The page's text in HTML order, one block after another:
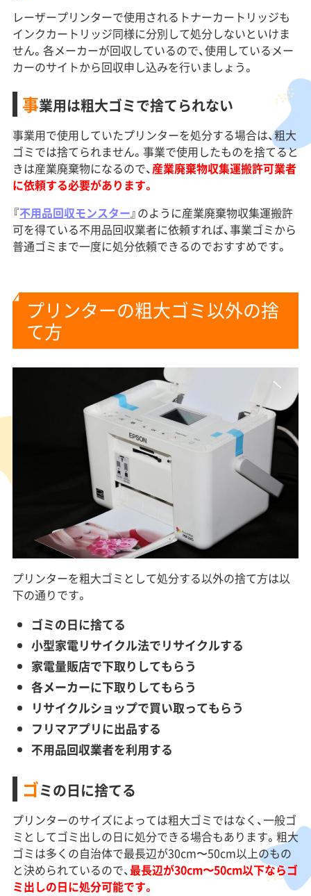
レーザープリンターで使用されるトナーカートリッジも
インクカートリッジ同様に分別して処分しないといけま
せん。各メーカーが回収しているので、使用しているメー
カーのサイトから回収申し込みを行いましょう。
事業用は粗大ゴミで捨てられない
事業用で使用していたプリンターを処分する場合は、粗大
ゴミでは捨てられません。事業で使用したものを捨てると
きは産業廃棄物になるので、産業廃棄物収集運搬許可業者
に依頼する必要があります。
『不用品回収モンスター』のように産業廃棄物収集運搬許
可を得ている不用品回収業者に依頼すれば、事業ゴミから
普通ゴミまで一度に処分依頼できるのでおすすめです。
プリンターの粗大ゴミ以外の捨
て方
プリンターを粗大ゴミとして処分する以外の捨て方は以
下の通りです。
ゴミの日に捨てる
小型家電リサイクル法でリサイクルする
家電量販店で下取りしてもらう
各メーカーに下取りしてもらう
リサイクルショップで買い取ってもらう
フリマアプリに出品する
不用品回収業者を利用する
ゴミの日に捨てる
プリンターのサイズによっては粗大ゴミではなく、一般ゴ
ミとしてゴミ出しの日に処分できる場合もあります。粗大
ゴミは多くの自治体で最長辺が30cm〜50cm以上のもの
と決められているので、最長辺が30cm〜50cm以下ならゴ
ミ出しの日に処分可能です。